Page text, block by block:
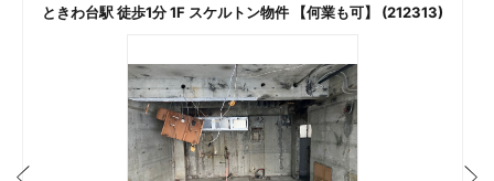
ときわ台駅 徒歩1分 1F スケルトン物件 【何業も可】 (212313)